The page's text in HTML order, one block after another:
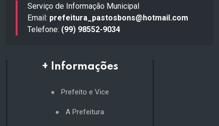
Serviço de Informação Municipal
Email: prefeitura_pastosbons@hotmail.com
Telefone: (99) 98552-9034
+ Informações
Prefeito e Vice
A Prefeitura